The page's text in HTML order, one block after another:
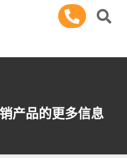
产品的更多信息